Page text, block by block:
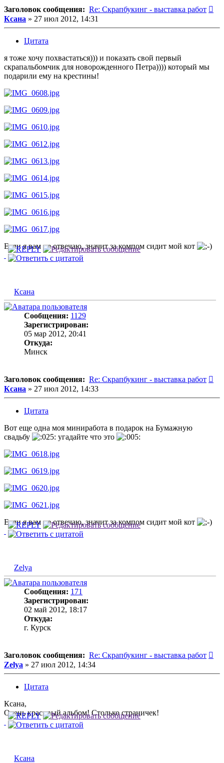
Заголовок сообщения: Re: Скрапбукинг - выставка работ
Ксана » 27 июл 2012, 14:31
Цитата
я тоже хочу похвастаться))) и показать свой первый
скрапальбомчик для новорожденного Петра)))) который мы
подарили ему на крестины!
Если я вам не отвечаю, значит за компом сидит мой кот
Ксана
Сообщения: 1129
Зарегистрирован:
05 мар 2012, 20:41
Откуда:
Минск
Заголовок сообщения: Re: Скрапбукинг - выставка работ
Ксана » 27 июл 2012, 14:33
Цитата
Вот еще одна моя миниработа в подарок на Бумажную
свадьбу
угадайте что это
Если я вам не отвечаю, значит за компом сидит мой кот
Zelya
Сообщения: 171
Зарегистрирован:
02 май 2012, 18:17
Откуда:
г. Курск
Заголовок сообщения: Re: Скрапбукинг - выставка работ
Zelya » 27 июл 2012, 14:34
Цитата
Ксана,
Очень красивый альбом! Столько страничек!
Ксана